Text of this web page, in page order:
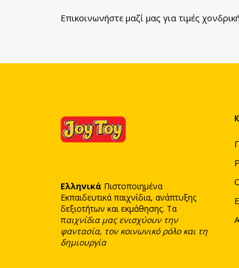
Επικοινωνήστε μαζί μας για τιμές
Ελληνικά Πιστοποιημένα
Εκπαιδευτικά παιχνίδια, ανάπτυξης
δεξιοτήτων και εκμάθησης. Τα
παιχνίδια μας ενισχύουν την
φαντασία, τον κοινωνικό ρόλο και τη
δημιουργία